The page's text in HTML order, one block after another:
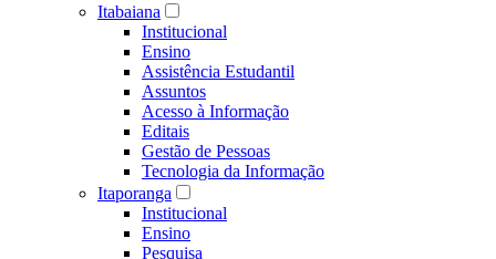
Itabaiana
Institucional
Ensino
Assistência Estudantil
Assuntos
Acesso à Informação
Editais
Gestão de Pessoas
Tecnologia da Informação
Itaporanga
Institucional
Ensino
Pesquisa